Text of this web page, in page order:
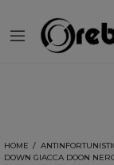
HOME
DOWN GIACCA DOON